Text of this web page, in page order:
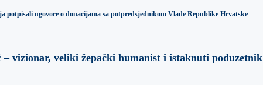
potpisali ugovore o donacijama sa potpredsjednikom Vlade Republike Hrvatske
vizionar, veliki žepački humanist i istaknuti poduzetnik